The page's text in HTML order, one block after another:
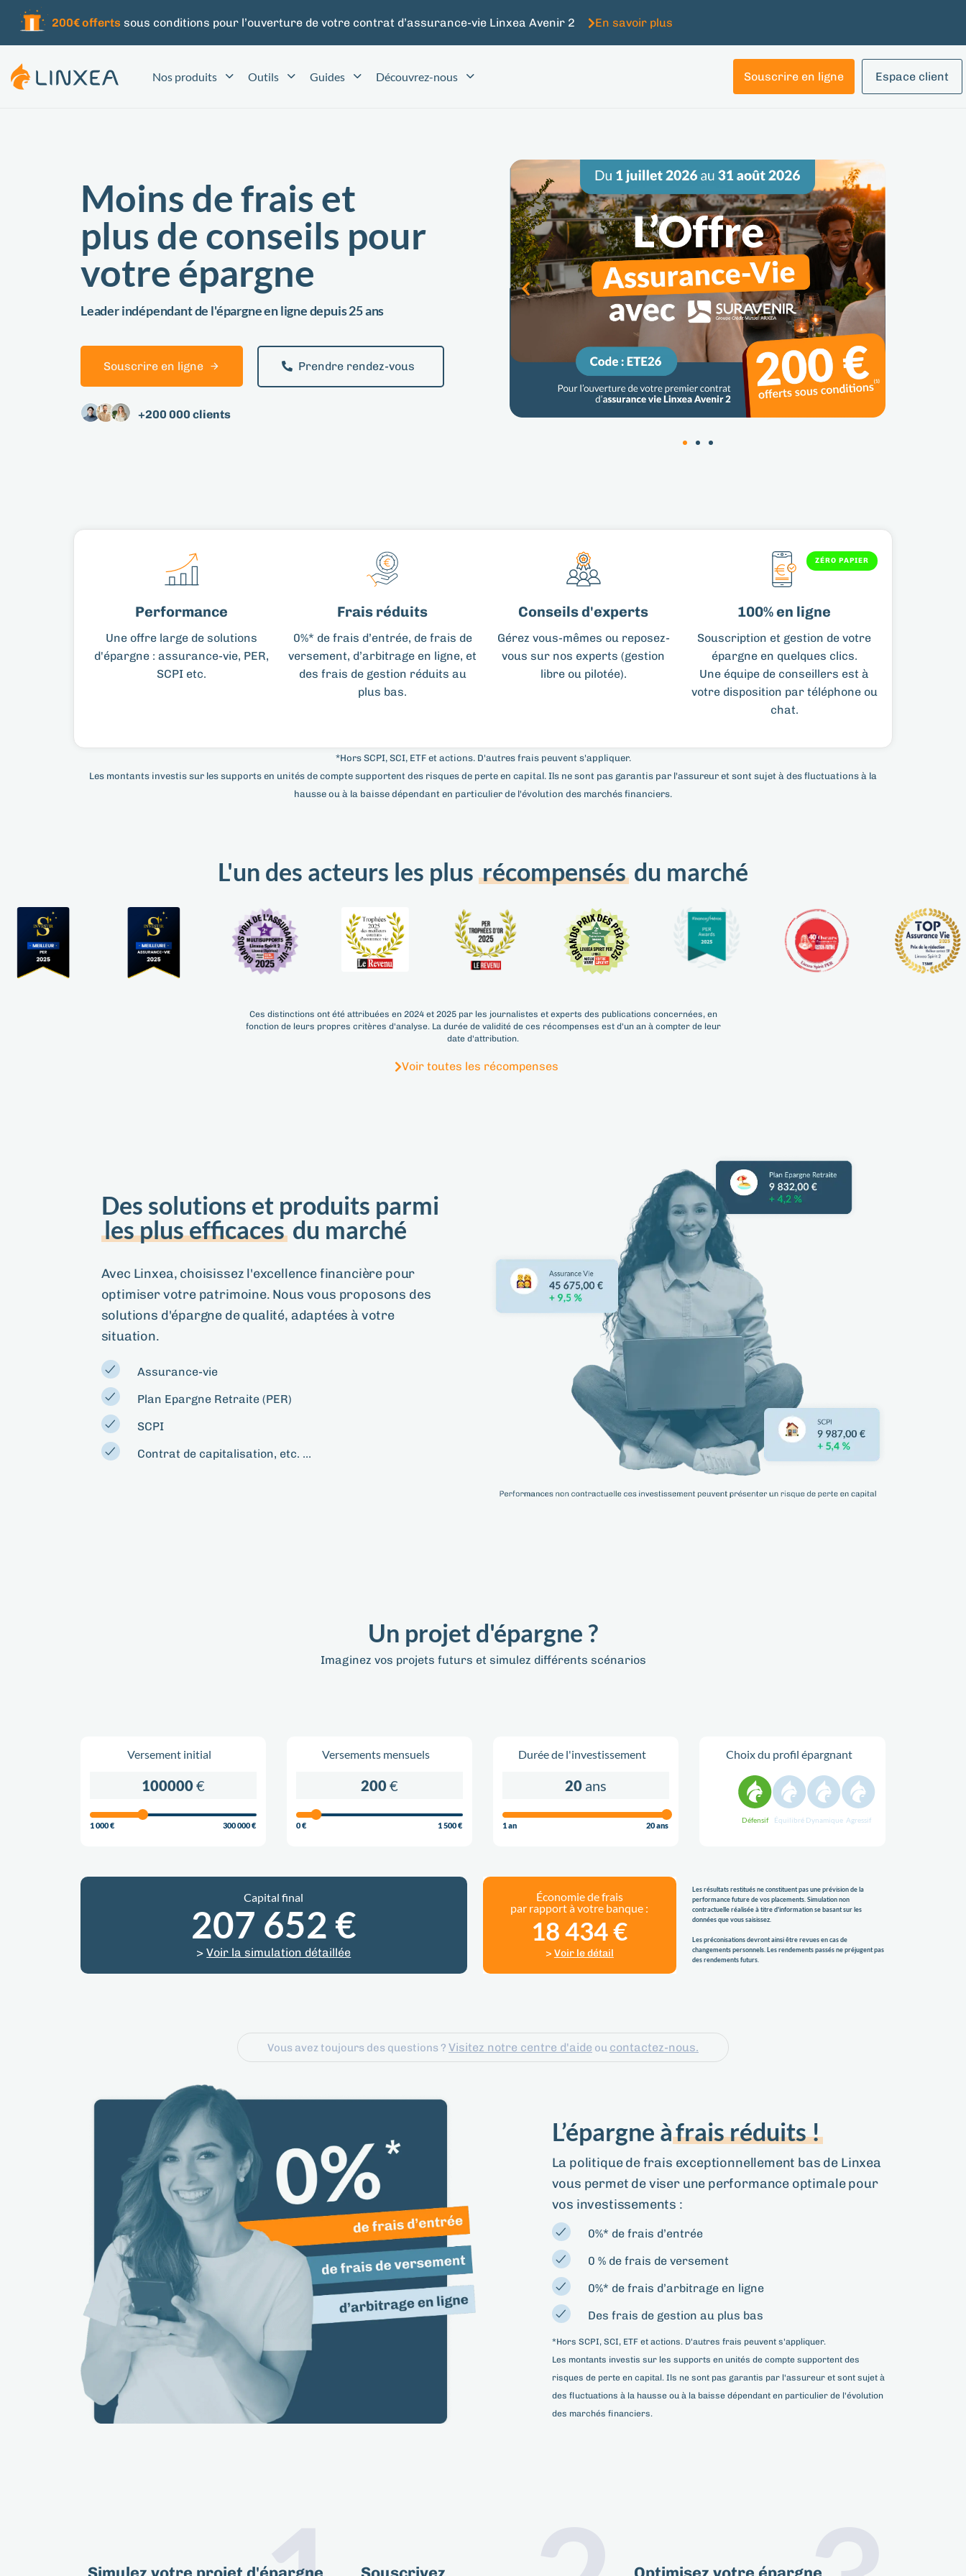
200€ offerts sous conditions pour l’ouverture de votre contrat d’assurance-vie Linxea Avenir 2 En savoir plus
Nos produits Outils Guides Découvrez-nous Souscrire en ligne Espace client
Moins de frais et
plus de conseils pour
votre épargne
Leader indépendant de l'épargne en ligne depuis 25 ans
Souscrire en ligne Prendre rendez-vous
+200 000 clients
Performance
Une offre large de solutions
d'épargne : assurance-vie, PER,
SCPI etc.
Frais réduits​
0%* de frais d’entrée, de frais de
versement, d’arbitrage en ligne, et
des frais de gestion réduits au
plus bas.
Conseils d'experts​
Gérez vous-mêmes ou reposez-
vous sur nos experts (gestion
libre ou pilotée).
ZÉRO PAPIER
100% en ligne​
Souscription et gestion de votre
épargne en quelques clics.
Une équipe de conseillers est à
votre disposition par téléphone ou
chat.
*Hors SCPI, SCI, ETF et actions. D'autres frais peuvent s'appliquer.
Les montants investis sur les supports en unités de compte supportent des risques de perte en capital. Ils ne sont pas garantis par l'assureur et sont sujet à des fluctuations à la
hausse ou à la baisse dépendant en particulier de l'évolution des marchés financiers.
L'un des acteurs les plusrécompensésdu marché
Ces distinctions ont été attribuées en 2024 et 2025 par les journalistes et experts des publications concernées, en
fonction de leurs propres critères d'analyse. La durée de validité de ces récompenses est d'un an à compter de leur
date d'attribution.
Voir toutes les récompenses
Des solutions et produits parmi
les plus efficaces du marché
Avec Linxea, choisissez l'excellence financière pour
optimiser votre patrimoine. Nous vous proposons des
solutions d'épargne de qualité, adaptées à votre
situation.
Assurance-vie
Plan Epargne Retraite (PER)
SCPI
Contrat de capitalisation, etc. …
Un projet d'épargne ?
Imaginez vos projets futurs et simulez différents scénarios
Versement initial
100000€
1 000 € 300 000 €
Versements mensuels
200€
0 € 1 500 €
Durée de l'investissement
20ans
1 an 20 ans
Choix du profil épargnant
Défensif Équilibré Dynamique Agressif
Capital final
207 652 €
>Voir la simulation détaillée
Économie de frais
par rapport à votre banque :
18 434€
> Voir le détail
Les résultats restitués ne constituent pas une prévision de la
performance future de vos placements. Simulation non
contractuelle réalisée à titre d'information se basant sur les
données que vous saisissez.
Les préconisations devront ainsi être revues en cas de
changements personnels. Les rendements passés ne préjugent pas
des rendements futurs.
Vous avez toujours des questions ? Visitez notre centre d'aide ou contactez-nous.
L’épargne àfrais réduits !
La politique de frais exceptionnellement bas de Linxea
vous permet de viser une performance optimale pour
vos investissements :
0%* de frais d’entrée
0 % de frais de versement
0%* de frais d’arbitrage en ligne
Des frais de gestion au plus bas
*Hors SCPI, SCI, ETF et actions. D'autres frais peuvent s'appliquer.
Les montants investis sur les supports en unités de compte supportent des
risques de perte en capital. Ils ne sont pas garantis par l'assureur et sont sujet à
des fluctuations à la hausse ou à la baisse dépendant en particulier de l'évolution
des marchés financiers.